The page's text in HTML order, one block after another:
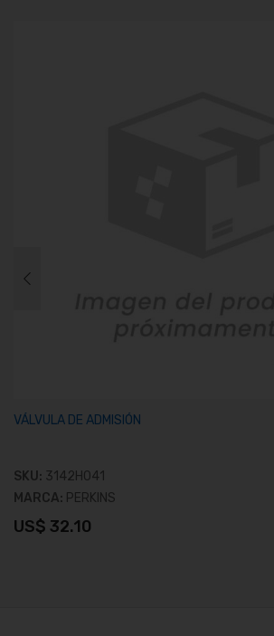
VÁLVULA DE ADMISIÓN
SKU: 3142H041
MARCA: PERKINS
US$ 32.10